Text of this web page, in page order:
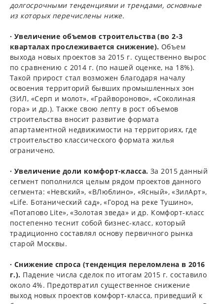
долгосрочными тенденциями и трендами, основные
из которых перечислены ниже.
· Увеличение объемов строительства (во 2-3
кварталах прослеживается снижение). Объем
выхода новых проектов за 2015 г. существенно вырос
по сравнению с 2014 г. (по нашей оценке, на 18%).
Такой прирост стал возможен благодаря началу
освоения территорий бывших промышленных зон
(ЗИЛ, «Серп и молот», «Грайвороново», «Соколиная
гора» и др.). Также свою лепту в рост объемов
строительства вносит развитие формата
апартаментной недвижимости на территориях, где
строительство классического формата жилья
ограничено.
· Увеличение доли комфорт-класса. За 2015 данный
сегмент пополнился целым рядом проектов данного
сегмента: «Невский», «ВЛюблино», «Ясный», «ЗилАрт»,
«Life. Ботанический сад», «Город на реке Тушино»,
«Потапово Lite», «Золотая зведа» и др. Комфорт-класс
постепенно теснит собой бизнес-класс, который
традиционно составлял основу первичного рынка
старой Москвы.
· Снижение спроса (тенденция переломлена в 2016
г.). Падение числа сделок по итогам 2015 г. составило
около 4%. Предотвратил существенное снижение
выход новых проектов комфорт-класса, приведший к